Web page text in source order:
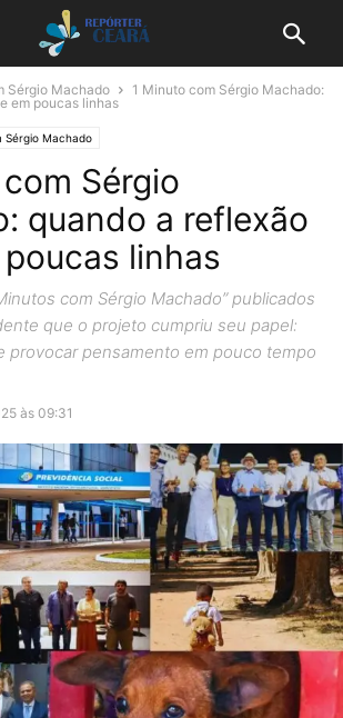
Sérgio Machado
1 Minuto com Sérgio Machado:
em poucas linhas
Sérgio Machado
Sérgio
quando a reflexão
linhas
com Sérgio Machado” publicados
que o projeto cumpriu seu papel:
provocar pensamento em pouco tempo
às 09:31